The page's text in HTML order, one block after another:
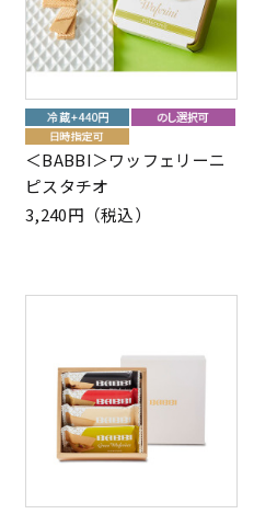
＜BABBI＞ワッフェリーニ
ピスタチオ
3,240円（税込）